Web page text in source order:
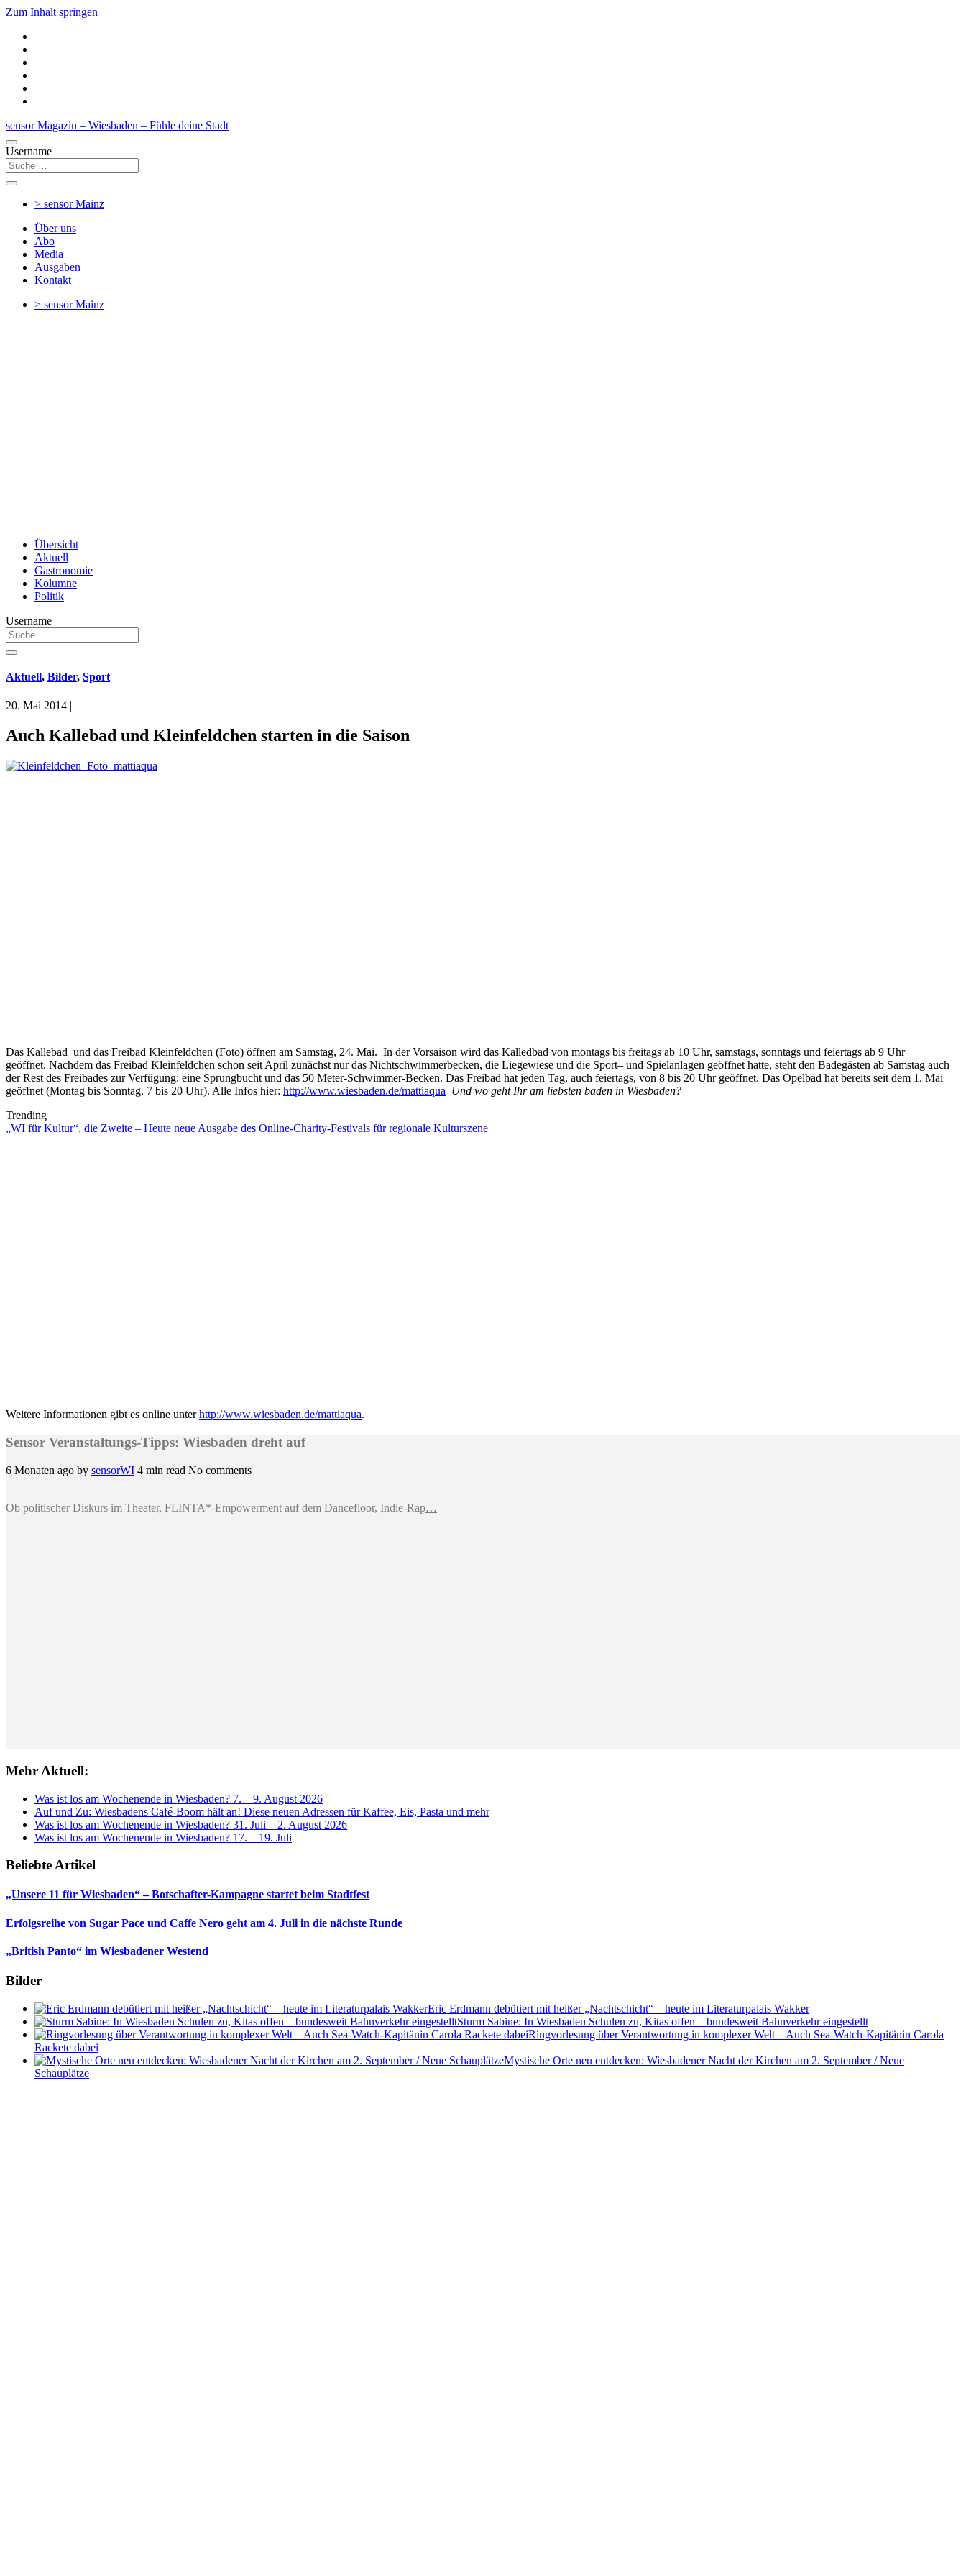
Zum Inhalt springen
sensor Magazin – Wiesbaden – Fühle deine Stadt
Username
> sensorMainz
Über uns
Abo
Media
Ausgaben
Kontakt
> sensorMainz
Übersicht
Aktuell
Gastronomie
Kolumne
Politik
Username
Aktuell, Bilder, Sport
20. Mai 2014 |
Auch Kallebad und Kleinfeldchen starten in die Saison
Das Kallebad und das Freibad Kleinfeldchen (Foto) öffnen am Samstag, 24. Mai. In der Vorsaison wird das Kalledbad von montags bis freitags ab 10 Uhr, samstags, sonntags und feiertags ab 9 Uhr
geöffnet. Nachdem das Freibad Kleinfeldchen schon seit April zunächst nur das Nichtschwimmerbecken, die Liegewiese und die Sport– und Spielanlagen geöffnet hatte, steht den Badegästen ab Samstag auch
der Rest des Freibades zur Verfügung: eine Sprungbucht und das 50 Meter-Schwimmer-Becken. Das Freibad hat jeden Tag, auch feiertags, von 8 bis 20 Uhr geöffnet. Das Opelbad hat bereits seit dem 1. Mai
geöffnet (Montag bis Sonntag, 7 bis 20 Uhr). Alle Infos hier: http://www.wiesbaden.de/mattiaqua Und wo geht Ihr am liebsten baden in Wiesbaden?
Trending
„WI für Kultur“, die Zweite – Heute neue Ausgabe des Online-Charity-Festivals für regionale Kulturszene
Weitere Informationen gibt es online unterhttp://www.wiesbaden.de/mattiaqua.
Sensor Veranstaltungs-Tipps: Wiesbaden dreht auf
6 Monaten ago by sensorWI 4 min read No comments
Ob politischer Diskurs im Theater, FLINTA*-Empowerment auf dem Dancefloor, Indie-Rap…
Mehr Aktuell:
Was ist los am Wochenende in Wiesbaden? 7. – 9. August 2026
Auf und Zu: Wiesbadens Café-Boom hält an! Diese neuen Adressen für Kaffee, Eis, Pasta und mehr
Was ist los am Wochenende in Wiesbaden? 31. Juli – 2. August 2026
Was ist los am Wochenende in Wiesbaden? 17. – 19. Juli
Beliebte Artikel
„Unsere 11 für Wiesbaden“ – Botschafter-Kampagne startet beim Stadtfest
Erfolgsreihe von Sugar Pace und Caffe Nero geht am 4. Juli in die nächste Runde
„British Panto“ im Wiesbadener Westend
Bilder
Eric Erdmann debütiert mit heißer „Nachtschicht“ – heute im Literaturpalais Wakker
Sturm Sabine: In Wiesbaden Schulen zu, Kitas offen – bundesweit Bahnverkehr eingestellt
Ringvorlesung über Verantwortung in komplexer Welt – Auch Sea-Watch-Kapitänin Carola
Rackete dabei
Mystische Orte neu entdecken: Wiesbadener Nacht der Kirchen am 2. September / Neue
Schauplätze